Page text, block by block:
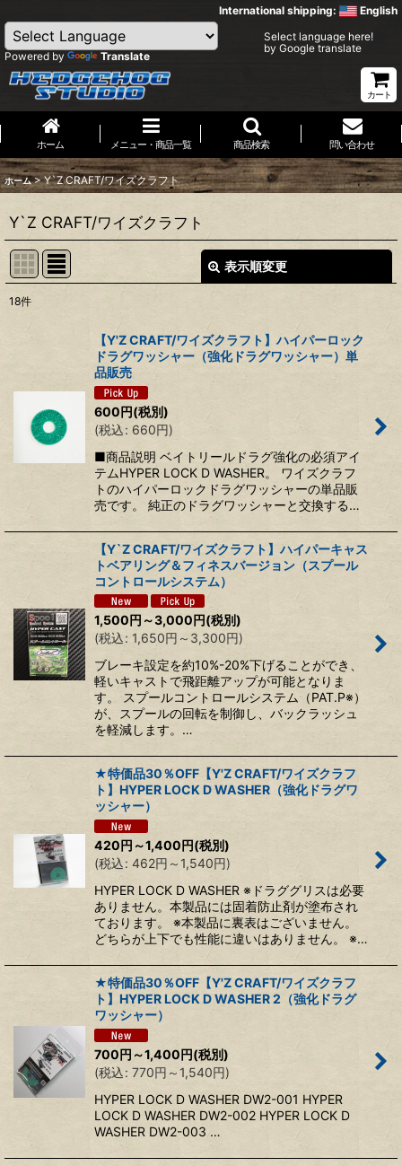
International shipping: English
Powered by Translate
Select language here!
by Google translate
カート
ホーム メニュー・商品一覧 商品検索 問い合わせ
ホーム > Y`Z CRAFT/ワイズクラフト
Y`Z CRAFT/ワイズクラフト
表示順変更
18件
【Y'Z CRAFT/ワイズクラフト】ハイパーロック
ドラグワッシャー（強化ドラグワッシャー）単
品販売
600円(税別)
(税込: 660円)
■商品説明 ベイトリールドラグ強化の必須アイ
テムHYPER LOCK D WASHER。 ワイズクラフ
トのハイパーロックドラグワッシャーの単品販
売です。 純正のドラグワッシャーと交換する…
【Y`Z CRAFT/ワイズクラフト】ハイパーキャス
トベアリング＆フィネスバージョン（スプール
コントロールシステム）
1,500円 ～3,000円(税別)
(税込: 1,650円 ～3,300円)
ブレーキ設定を約10%-20%下げることができ、
軽いキャストで飛距離アップが可能となりま
す。 スプールコントロールシステム（PAT.P※）
が、スプールの回転を制御し、バックラッシュ
を軽減します。…
★特価品30％OFF【Y'Z CRAFT/ワイズクラフ
ト】HYPER LOCK D WASHER（強化ドラグワ
ッシャー）
420円 ～1,400円(税別)
(税込: 462円 ～1,540円)
HYPER LOCK D WASHER ※ドラググリスは必要
ありません。本製品には固着防止剤が塗布され
ております。 ※本製品に裏表はございません。
どちらが上下でも性能に違いはありません。 ※…
★特価品30％OFF【Y'Z CRAFT/ワイズクラフ
ト】HYPER LOCK D WASHER 2（強化ドラグ
ワッシャー）
700円 ～1,400円(税別)
(税込: 770円 ～1,540円)
HYPER LOCK D WASHER DW2-001 HYPER
LOCK D WASHER DW2-002 HYPER LOCK D
WASHER DW2-003 …